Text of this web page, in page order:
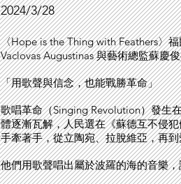
2024/3/28
〈Hope is the Thing with Feathers〉
Vaclovas Augustinas 與藝術總監蘇
「用歌聲與信念，也能戰勝革命」
歌唱革命（Singing Revolution）發生
體逐漸瓦解，人民選在《蘇德互不侵
手牽著手，從立陶宛、拉脫維亞，再
他們用歌聲唱出屬於波羅的海的音樂